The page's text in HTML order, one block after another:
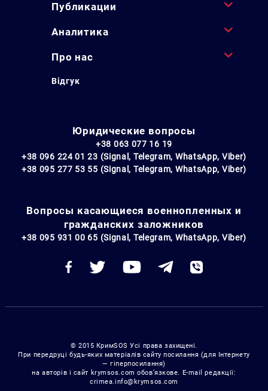
Публикации
Аналитика
Про нас
Відгук
Юридические вопросы
+38 063 077 16 19
+38 096 224 01 23 (Signal, Telegram, WhatsApp, Viber)
+38 095 277 53 55 (Signal, Telegram, WhatsApp, Viber)
Вопросы касающиеся военнопленных и
гражданских заложников
+38 095 931 00 65 (Signal, Telegram, WhatsApp, Viber)
© 2015 КримSOS Усі права захищені.
При передруці будь-яких матеріалів сайту посилання (для Інтернету
— гіперпосилання)
на авторів і сайт krymsos.com обов’язкове. E-mail редакції:
crimea.info@krymsos.com